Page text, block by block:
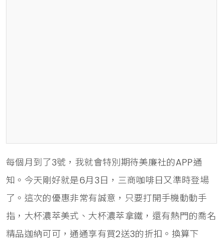
每個月到了3號，我就會特別期待美廉社的APP通
知。今天剛好就是6月3日，三商咖啡日又準時登場
了。這次的優惠非常有誠意，只要打開手機動動手
指，大杯濃萃美式、大杯濃萃拿鐵，還有熱門的喬名
精品迦納可可，通通享有買2送3的折扣。換算下